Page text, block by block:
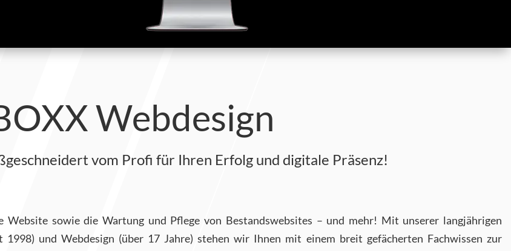
Webdesign
vom Profi für Ihren Erfolg und digitale Präsenz!
sowie die Wartung und Pflege von Bestandswebsites – und mehr! Mit unserer langjährigen
und Webdesign (über 17 Jahre) stehen wir Ihnen mit einem breit gefächerten Fachwissen zur